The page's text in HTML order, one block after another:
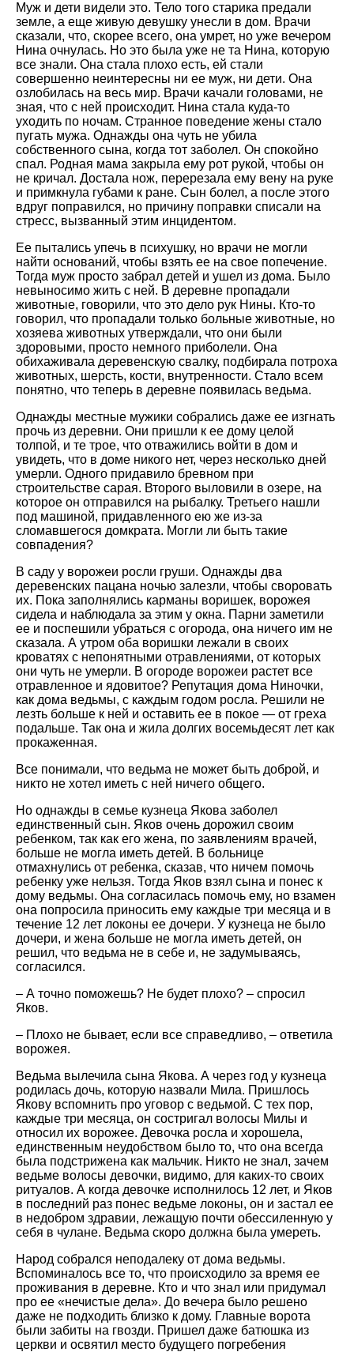
Муж и дети видели это. Тело того старика предали
земле, а еще живую девушку унесли в дом. Врачи
сказали, что, скорее всего, она умрет, но уже вечером
Нина очнулась. Но это была уже не та Нина, которую
все знали. Она стала плохо есть, ей стали
совершенно неинтересны ни ее муж, ни дети. Она
озлобилась на весь мир. Врачи качали головами, не
зная, что с ней происходит. Нина стала куда-то
уходить по ночам. Странное поведение жены стало
пугать мужа. Однажды она чуть не убила
собственного сына, когда тот заболел. Он спокойно
спал. Родная мама закрыла ему рот рукой, чтобы он
не кричал. Достала нож, перерезала ему вену на руке
и примкнула губами к ране. Сын болел, а после этого
вдруг поправился, но причину поправки списали на
стресс, вызванный этим инцидентом.
Ее пытались упечь в психушку, но врачи не могли
найти оснований, чтобы взять ее на свое попечение.
Тогда муж просто забрал детей и ушел из дома. Было
невыносимо жить с ней. В деревне пропадали
животные, говорили, что это дело рук Нины. Кто-то
говорил, что пропадали только больные животные, но
хозяева животных утверждали, что они были
здоровыми, просто немного приболели. Она
обихаживала деревенскую свалку, подбирала потроха
животных, шерсть, кости, внутренности. Стало всем
понятно, что теперь в деревне появилась ведьма.
Однажды местные мужики собрались даже ее изгнать
прочь из деревни. Они пришли к ее дому целой
толпой, и те трое, что отважились войти в дом и
увидеть, что в доме никого нет, через несколько дней
умерли. Одного придавило бревном при
строительстве сарая. Второго выловили в озере, на
которое он отправился на рыбалку. Третьего нашли
под машиной, придавленного ею же из-за
сломавшегося домкрата. Могли ли быть такие
совпадения?
В саду у ворожеи росли груши. Однажды два
деревенских пацана ночью залезли, чтобы своровать
их. Пока заполнялись карманы воришек, ворожея
сидела и наблюдала за этим у окна. Парни заметили
ее и поспешили убраться с огорода, она ничего им не
сказала. А утром оба воришки лежали в своих
кроватях с непонятными отравлениями, от которых
они чуть не умерли. В огороде ворожеи растет все
отравленное и ядовитое? Репутация дома Ниночки,
как дома ведьмы, с каждым годом росла. Решили не
лезть больше к ней и оставить ее в покое — от греха
подальше. Так она и жила долгих восемьдесят лет как
прокаженная.
Все понимали, что ведьма не может быть доброй, и
никто не хотел иметь с ней ничего общего.
Но однажды в семье кузнеца Якова заболел
единственный сын. Яков очень дорожил своим
ребенком, так как его жена, по заявлениям врачей,
больше не могла иметь детей. В больнице
отмахнулись от ребенка, сказав, что ничем помочь
ребенку уже нельзя. Тогда Яков взял сына и понес к
дому ведьмы. Она согласилась помочь ему, но взамен
она попросила приносить ему каждые три месяца и в
течение 12 лет локоны ее дочери. У кузнеца не было
дочери, и жена больше не могла иметь детей, он
решил, что ведьма не в себе и, не задумываясь,
согласился.
– А точно поможешь? Не будет плохо? – спросил
Яков.
– Плохо не бывает, если все справедливо, – ответила
ворожея.
Ведьма вылечила сына Якова. А через год у кузнеца
родилась дочь, которую назвали Мила. Пришлось
Якову вспомнить про уговор с ведьмой. С тех пор,
каждые три месяца, он состригал волосы Милы и
относил их ворожее. Девочка росла и хорошела,
единственным неудобством было то, что она всегда
была подстрижена как мальчик. Никто не знал, зачем
ведьме волосы девочки, видимо, для каких-то своих
ритуалов. А когда девочке исполнилось 12 лет, и Яков
в последний раз понес ведьме локоны, он и застал ее
в недобром здравии, лежащую почти обессиленную у
себя в чулане. Ведьма скоро должна была умереть.
Народ собрался неподалеку от дома ведьмы.
Вспоминалось все то, что происходило за время ее
проживания в деревне. Кто и что знал или придумал
про ее «нечистые дела». До вечера было решено
даже не подходить близко к дому. Главные ворота
были забиты на гвозди. Пришел даже батюшка из
церкви и освятил место будущего погребения